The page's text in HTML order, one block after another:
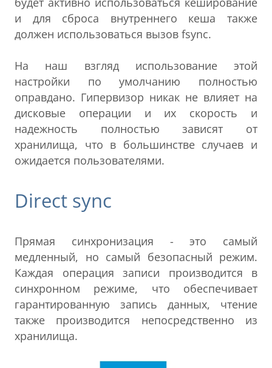
и для сброса внутреннего кеша также
должен использоваться вызов fsync.
На наш взгляд использование этой
настройки по умолчанию полностью
оправдано. Гипервизор никак не влияет на
дисковые операции и их скорость и
надежность полностью зависят от
хранилища, что в большинстве случаев и
ожидается пользователями.
Direct sync
Прямая синхронизация - это самый
медленный, но самый безопасный режим.
Каждая операция записи производится в
синхронном режиме, что обеспечивает
гарантированную запись данных, чтение
также производится непосредственно из
хранилища.